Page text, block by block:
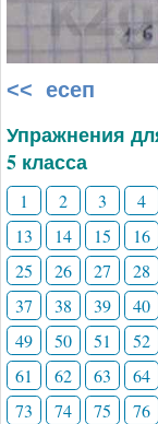
<< есеп
Упражнения
5 класса
1 2 3 4
13
14 15 16
25
26 27 28
37
38 39 40
49
50 51 52
61
62 63 64
73
74 75 76